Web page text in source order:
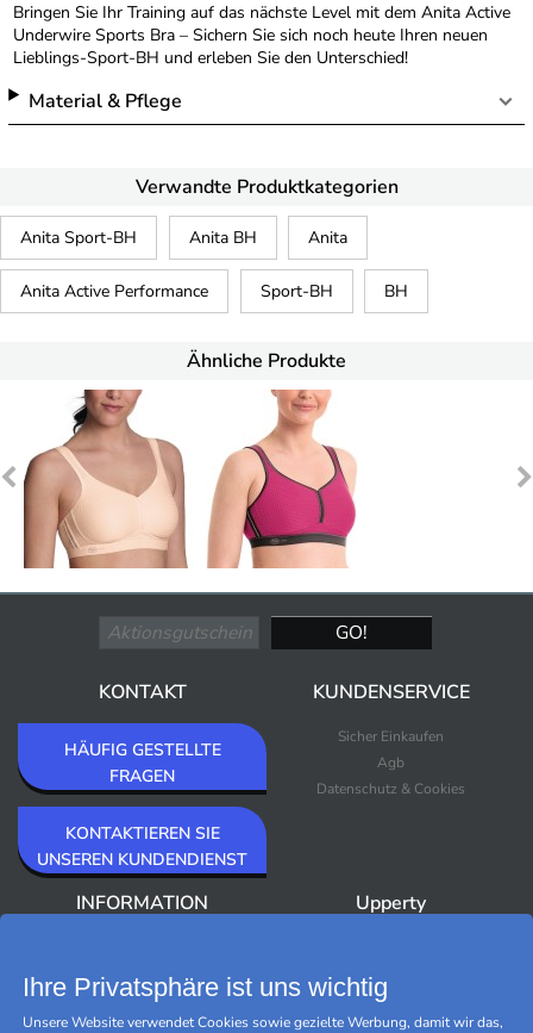
Bringen Sie Ihr Training auf das nächste Level mit dem Anita Active
Underwire Sports Bra – Sichern Sie sich noch heute Ihren neuen
Lieblings-Sport-BH und erleben Sie den Unterschied!
Material & Pflege
Verwandte Produktkategorien
Anita Sport-BH Anita BH Anita
Anita Active Performance Sport-BH BH
Ähnliche Produkte
KONTAKT
HÄUFIG GESTELLTE
FRAGEN
KONTAKTIEREN SIE
UNSEREN KUNDENDIENST
KUNDENSERVICE
Sicher Einkaufen
Agb
Datenschutz & Cookies
INFORMATION
Newsletter
Upperty
Bestseller
Outlet
Marken
Ihre Privatsphäre ist uns wichtig
Unsere Website verwendet Cookies sowie gezielte Werbung, damit wir das,